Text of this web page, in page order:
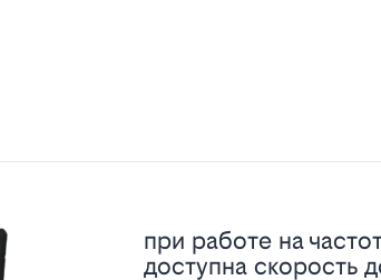
при работе на
доступна скорость